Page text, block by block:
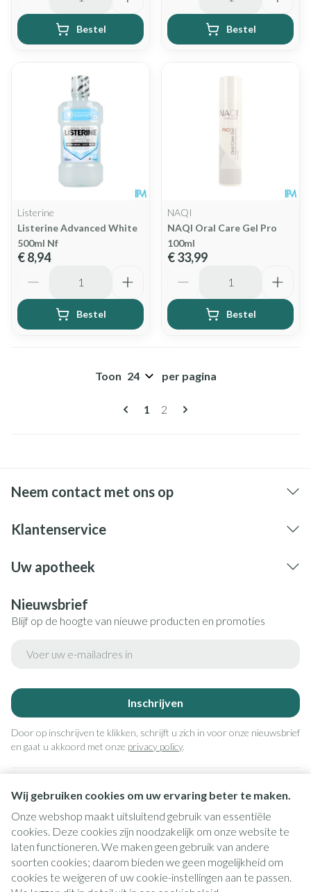
Wij gebruiken cookies om uw ervaring beter te maken.
Onze webshop maakt uitsluitend gebruik van essentiële
cookies. Deze cookies zijn noodzakelijk om onze website te
laten functioneren. We maken geen gebruik van andere
soorten cookies; daarom bieden we geen mogelijkheid om
cookies te weigeren of uw cookie-instellingen aan te passen.
Bestel Bestel
Listerine
Listerine Advanced White
500ml Nf
€ 8,94
Bestel
NAQI
NAQI Oral Care Gel Pro
100ml
€ 33,99
Bestel
Pagina's
U lees momenteel pagina
1 Pagina
2
Toon per pagina
Neem contact met ons op
Klantenservice
Uw apotheek
Nieuwsbrief
Blijf op de hoogte van nieuwe producten en promoties
Inschrijven
Door op inschrijven te klikken, schrijft u zich in voor onze nieuwsbrief
en gaat u akkoord met onze privacy policy.
Juridische links